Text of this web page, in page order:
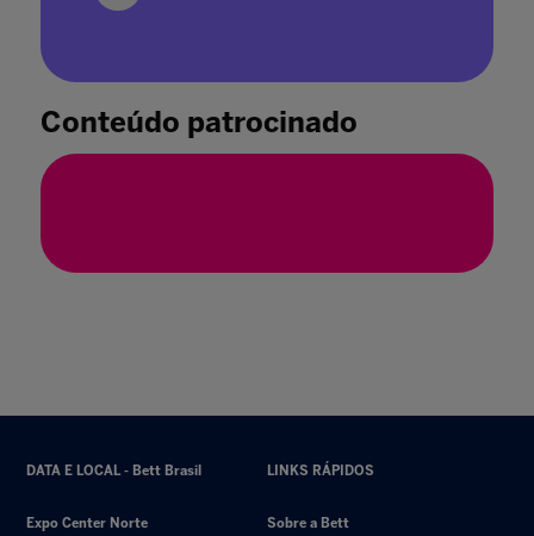
comunidade líder mundial em educação,
30 jul. 2025
Conteúdo patrocinado
DATA E LOCAL - Bett Brasil
Expo Center Norte
LINKS RÁPIDOS
Sobre a Bett